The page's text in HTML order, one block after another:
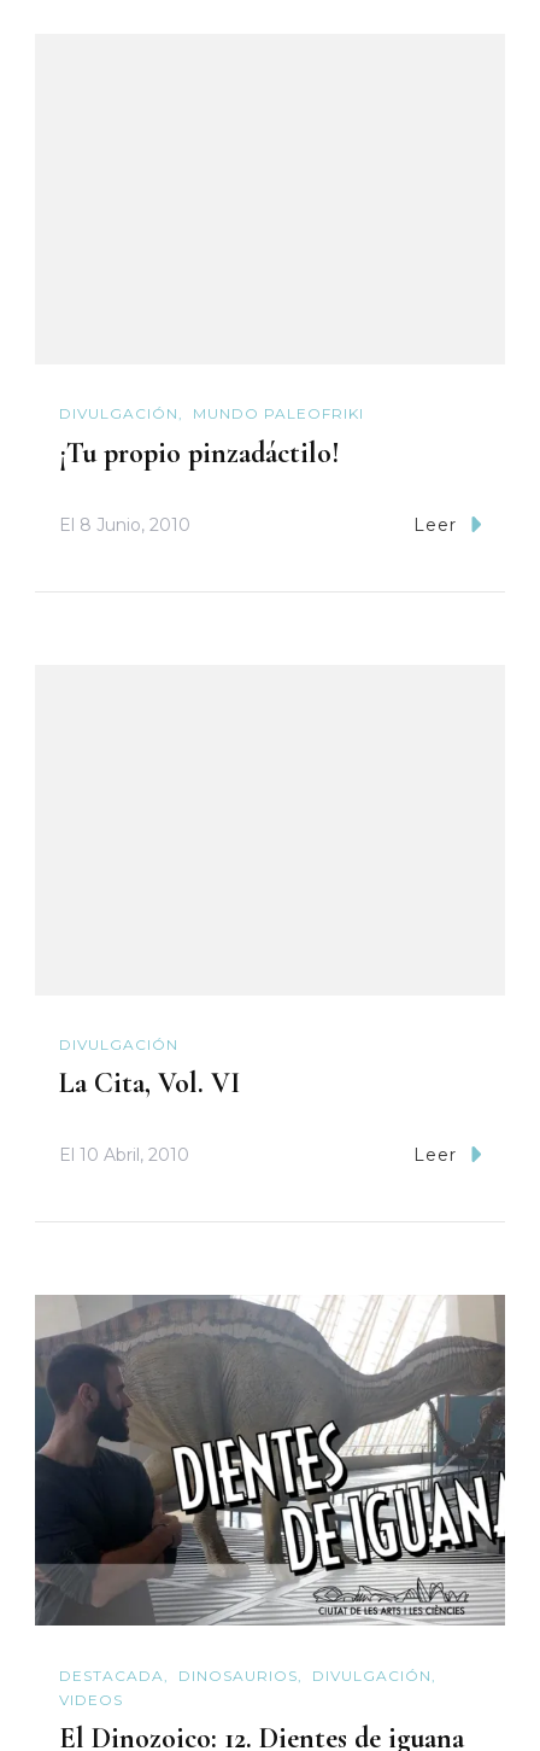
DIVULGACIÓN MUNDO PALEOFRIKI
¡Tu propio pinzadáctilo!
El 8 Junio, 2010 Leer
DIVULGACIÓN
La Cita, Vol. VI
El 10 Abril, 2010 Leer
DESTACADA DINOSAURIOS
DIVULGACIÓN
VIDEOS
El Dinozoico: 12. Dientes de iguana